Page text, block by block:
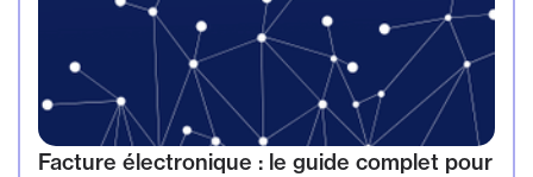
Facture électronique : le guide complet pour